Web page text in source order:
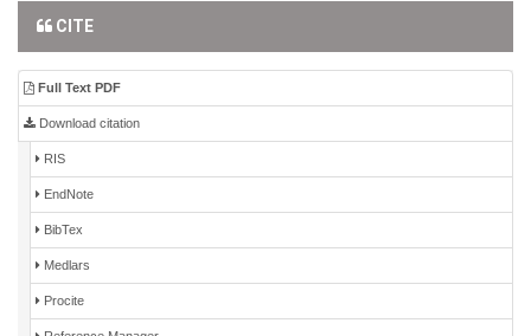
CITE
Full Text PDF
Download citation
RIS
EndNote
BibTex
Medlars
Procite